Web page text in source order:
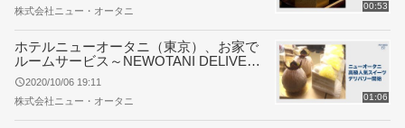
00:53
株式会社ニュー・オータニ
01:06
ホテルニューオータニ（東京）、お家で
ルームサービス～NEWOTANI DELIVERY
SERVICE～ 第一弾「スイーツデリバリ
ー」の提供を開始
2020/10/06 19:11
株式会社ニュー・オータニ